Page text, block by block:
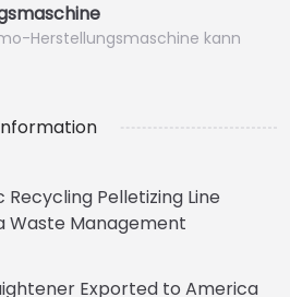
Herstellungsmaschine kann
Pelletizing Line
Waste Management
Exported to America